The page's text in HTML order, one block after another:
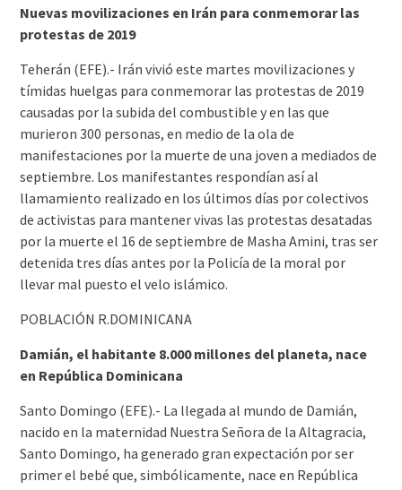
Nuevas movilizaciones en Irán para conmemorar las
protestas de 2019
Teherán (EFE).- Irán vivió este martes movilizaciones y
tímidas huelgas para conmemorar las protestas de 2019
causadas por la subida del combustible y en las que
murieron 300 personas, en medio de la ola de
manifestaciones por la muerte de una joven a mediados de
septiembre. Los manifestantes respondían así al
llamamiento realizado en los últimos días por colectivos
de activistas para mantener vivas las protestas desatadas
por la muerte el 16 de septiembre de Masha Amini, tras ser
detenida tres días antes por la Policía de la moral por
llevar mal puesto el velo islámico.
POBLACIÓN R.DOMINICANA
Damián, el habitante 8.000 millones del planeta, nace
en República Dominicana
Santo Domingo (EFE).- La llegada al mundo de Damián,
nacido en la maternidad Nuestra Señora de la Altagracia,
Santo Domingo, ha generado gran expectación por ser
primer el bebé que, simbólicamente, nace en República